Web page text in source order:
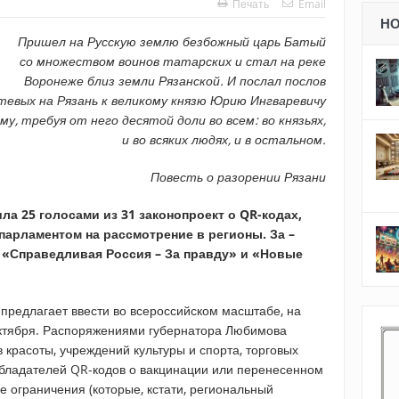
Печать Email
Пришел на Русскую землю безбожный царь Батый
со множеством воинов татарских и стал на реке
Воронеже близ земли Рязанской. И послал послов
на Рязань к великому князю Юрию Ингваревичу
требуя от него десятой доли во всем: во князьях,
и во всяких людях, и в остальном.
Повесть о разорении Рязани
25 голосами из 31 законопроект о QR-кодах,
на рассмотрение в регионы. За –
Россия – За правду» и «Новые
ввести во всероссийском масштабе, на
Распоряжениями губернатора Любимова
учреждений культуры и спорта, торговых
QR-кодов о вакцинации или перенесенном
(которые, кстати, региональный